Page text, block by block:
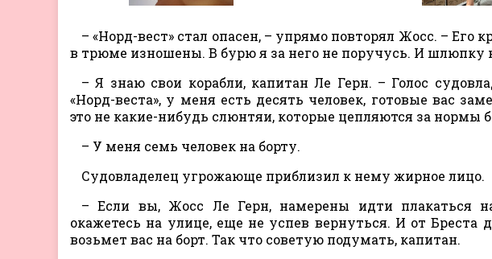
– «Норд-вест» стал опасен, – упрямо повторял Жосс. – Его
в трюме изношены. В бурю я за него не поручусь. И шлюпку
– Я знаю свои корабли, капитан Ле Герн. – Голос
«Норд-веста», у меня есть десять человек, готовые вас
это не какие-нибудь слюнтяи, которые цепляются за нормы
– У меня семь человек на борту.
Судовладелец угрожающе приблизил к нему жирное лицо.
– Если вы, Жосс Ле Герн, намерены идти плакаться
окажетесь на улице, еще не успев вернуться. И от Бреста
возьмет вас на борт. Так что советую подумать, капитан.